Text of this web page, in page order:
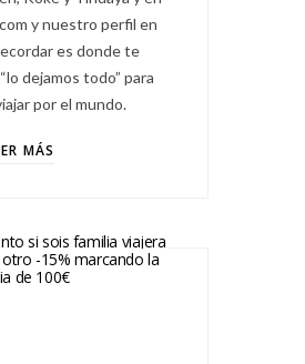
y nuestro perfil en
es donde te
dejamos todo” para
por el mundo.
MÁS
si sois familia viajera
-15% marcando la
de 100€